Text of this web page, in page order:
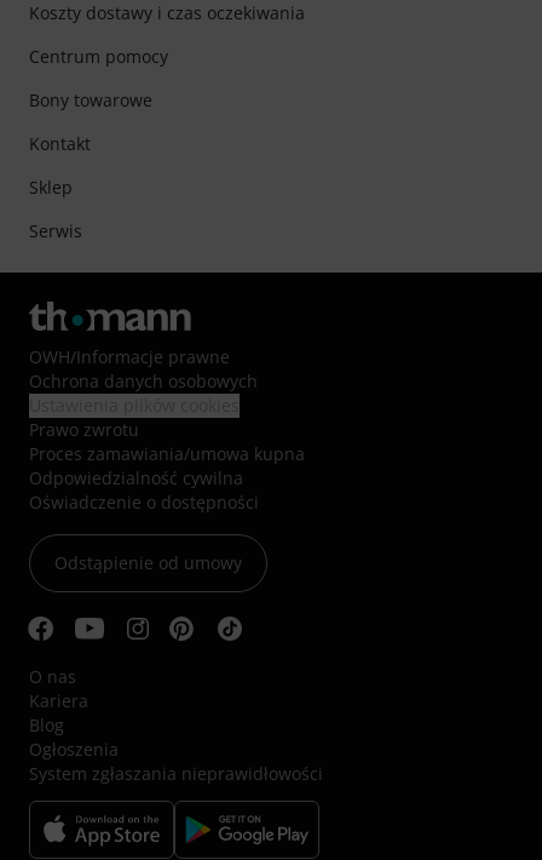
Koszty dostawy i czas oczekiwania
Centrum pomocy
Bony towarowe
Kontakt
Sklep
Serwis
OWH/Informacje prawne
Ochrona danych osobowych
Prawo zwrotu
Proces zamawiania/umowa kupna
Odpowiedzialność cywilna
Oświadczenie o dostępności
Odstąpienie od umowy
O nas
Kariera
Blog
Ogłoszenia
System zgłaszania nieprawidłowości